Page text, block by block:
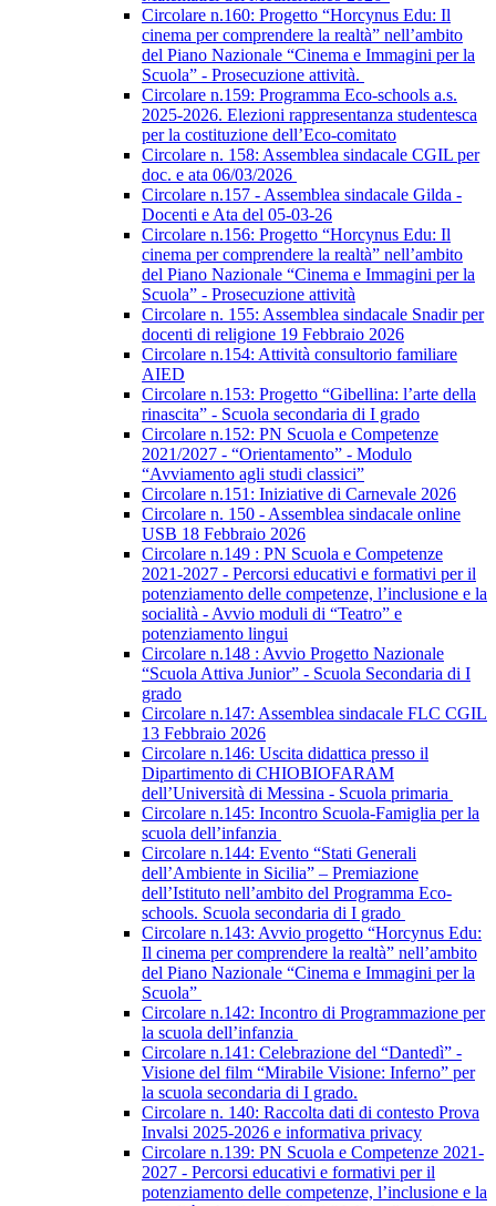
Circolare n.160: Progetto “Horcynus Edu: Il
cinema per comprendere la realtà” nell’ambito
del Piano Nazionale “Cinema e Immagini per la
Scuola” - Prosecuzione attività.
Circolare n.159: Programma Eco-schools a.s.
2025-2026. Elezioni rappresentanza studentesca
per la costituzione dell’Eco-comitato
Circolare n. 158: Assemblea sindacale CGIL per
doc. e ata 06/03/2026
Circolare n.157 - Assemblea sindacale Gilda -
Docenti e Ata del 05-03-26
Circolare n.156: Progetto “Horcynus Edu: Il
cinema per comprendere la realtà” nell’ambito
del Piano Nazionale “Cinema e Immagini per la
Scuola” - Prosecuzione attività
Circolare n. 155: Assemblea sindacale Snadir per
docenti di religione 19 Febbraio 2026
Circolare n.154: Attività consultorio familiare
AIED
Circolare n.153: Progetto “Gibellina: l’arte della
rinascita” - Scuola secondaria di I grado
Circolare n.152: PN Scuola e Competenze
2021/2027 - “Orientamento” - Modulo
“Avviamento agli studi classici”
Circolare n.151: Iniziative di Carnevale 2026
Circolare n. 150 - Assemblea sindacale online
USB 18 Febbraio 2026
Circolare n.149 : PN Scuola e Competenze
2021-2027 - Percorsi educativi e formativi per il
potenziamento delle competenze, l’inclusione e la
socialità - Avvio moduli di “Teatro” e
potenziamento lingui
Circolare n.148 : Avvio Progetto Nazionale
“Scuola Attiva Junior” - Scuola Secondaria di I
grado
Circolare n.147: Assemblea sindacale FLC CGIL
13 Febbraio 2026
Circolare n.146: Uscita didattica presso il
Dipartimento di CHIOBIOFARAM
dell’Università di Messina - Scuola primaria
Circolare n.145: Incontro Scuola-Famiglia per la
scuola dell’infanzia
Circolare n.144: Evento “Stati Generali
dell’Ambiente in Sicilia” – Premiazione
dell’Istituto nell’ambito del Programma Eco-
schools. Scuola secondaria di I grado
Circolare n.143: Avvio progetto “Horcynus Edu:
Il cinema per comprendere la realtà” nell’ambito
del Piano Nazionale “Cinema e Immagini per la
Scuola”
Circolare n.142: Incontro di Programmazione per
la scuola dell’infanzia
Circolare n.141: Celebrazione del “Dantedì” -
Visione del film “Mirabile Visione: Inferno” per
la scuola secondaria di I grado.
Circolare n. 140: Raccolta dati di contesto Prova
Invalsi 2025-2026 e informativa privacy
Circolare n.139: PN Scuola e Competenze 2021-
2027 - Percorsi educativi e formativi per il
potenziamento delle competenze, l’inclusione e la